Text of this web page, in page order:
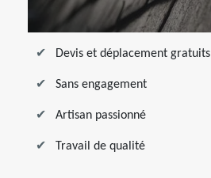
Devis et déplacement gratuits
Sans engagement
Artisan passionné
Travail de qualité